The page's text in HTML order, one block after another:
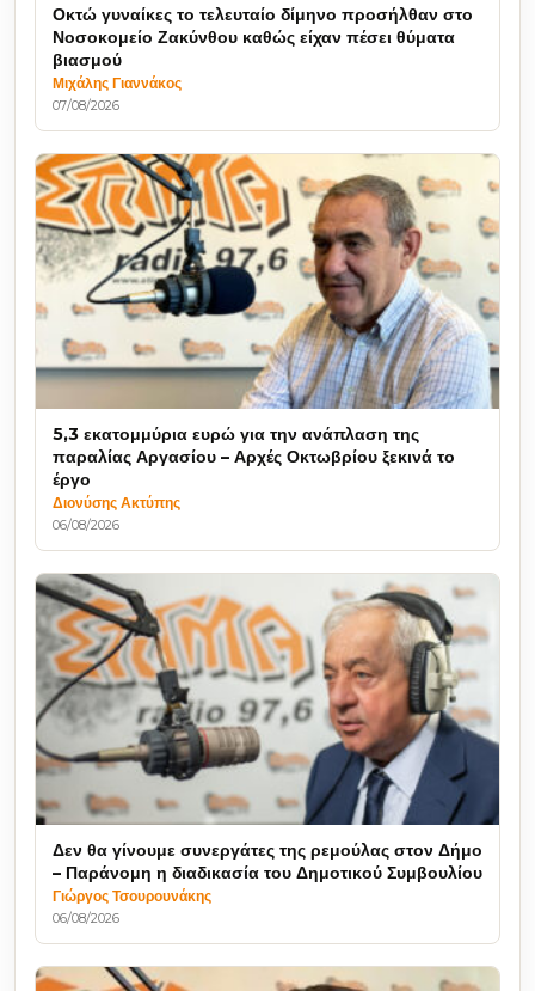
Οκτώ γυναίκες το τελευταίο δίμηνο προσήλθαν στο
Νοσοκομείο Ζακύνθου καθώς είχαν πέσει θύματα
βιασμού
Μιχάλης Γιαννάκος
07/08/2026
5,3 εκατομμύρια ευρώ για την ανάπλαση της
παραλίας Αργασίου – Αρχές Οκτωβρίου ξεκινά το
έργο
Διονύσης Ακτύπης
06/08/2026
Δεν θα γίνουμε συνεργάτες της ρεμούλας στον Δήμο
– Παράνομη η διαδικασία του Δημοτικού Συμβουλίου
Γιώργος Τσουρουνάκης
06/08/2026